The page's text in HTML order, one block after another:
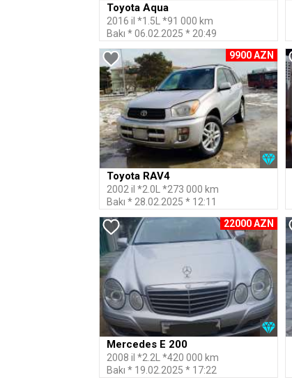
Toyota Aqua
2016 il *1.5L *91 000 km
Bakı * 06.02.2025 * 20:49
9900 AZN
Toyota RAV4
2002 il *2.0L *273 000 km
Bakı * 28.02.2025 * 12:11
22000 AZN
Mercedes E 200
2008 il *2.2L *420 000 km
Bakı * 19.02.2025 * 17:22